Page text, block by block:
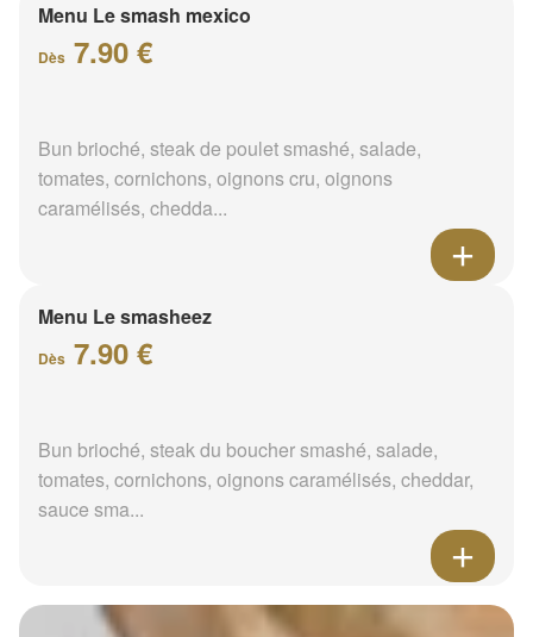
Menu Le smash mexico
Dès 7.90 €
Bun brioché, steak de poulet smashé, salade,
tomates, cornichons, oignons cru, oignons
caramélisés, chedda...
Menu Le smasheez
Dès 7.90 €
Bun brioché, steak du boucher smashé, salade,
tomates, cornichons, oignons caramélisés, cheddar,
sauce sma...